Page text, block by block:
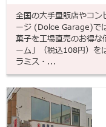
全国の大手量販店やコ
ージ (Dolce Garage)で
菓子を工場直売のお得な
ーム」（税込108円）を
ラミス・...